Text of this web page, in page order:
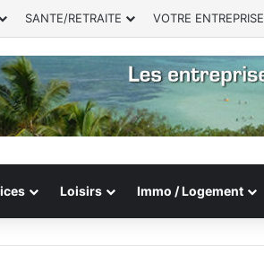
SANTE/RETRAITE VOTRE ENTREPRISE
Loisirs Immo / Logement